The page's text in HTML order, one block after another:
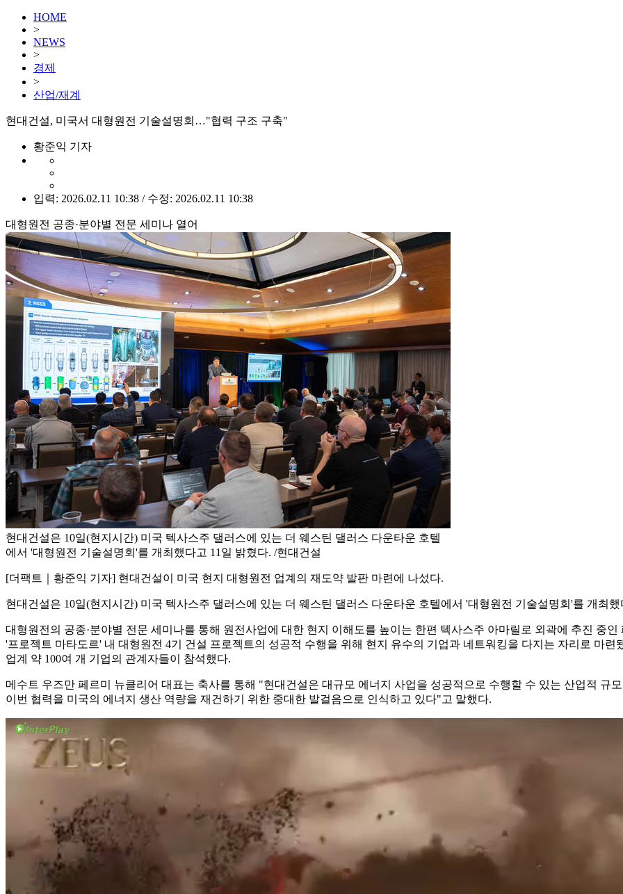
HOME
>
NEWS
>
경제
>
산업/재계
현대건설, 미국서 대형원전 기술설명회…"협력 구조 구축"
황준익 기자
입력: 2026.02.11 10:38 / 수정: 2026.02.11 10:38
대형원전 공종·분야별 전문 세미나 열어
현대건설은 10일(현지시간) 미국 텍사스주 댈러스에 있는 더 웨스틴 댈러스 다운타운 호텔
에서 '대형원전 기술설명회'를 개최했다고 11일 밝혔다. /현대건설
[더팩트｜황준익 기자] 현대건설이 미국 현지 대형원전 업계의 재도약 발판 마련에 나섰다.
현대건설은 10일(현지시간) 미국 텍사스주 댈러스에 있는 더 웨스틴 댈러스 다운타운 호텔에서 '대형원전 기술설명회'를 개최했
대형원전의 공종·분야별 전문 세미나를 통해 원전사업에 대한 현지 이해도를 높이는 한편 텍사스주 아마릴로 외곽에 추진 중
'프로젝트 마타도르' 내 대형원전 4기 건설 프로젝트의 성공적 수행을 위해 현지 유수의 기업과 네트워킹을 다지는 자리로 마
업계 약 100여 개 기업의 관계자들이 참석했다.
메수트 우즈만 페르미 뉴클리어 대표는 축사를 통해 "현대건설은 대규모 에너지 사업을 성공적으로 수행할 수 있는 산업적 규
이번 협력을 미국의 에너지 생산 역량을 재건하기 위한 중대한 발걸음으로 인식하고 있다"고 말했다.